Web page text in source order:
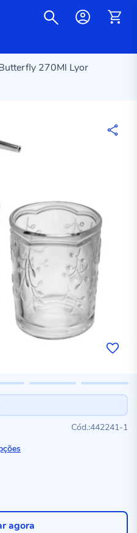
270Ml Lyor
442241-1
agora